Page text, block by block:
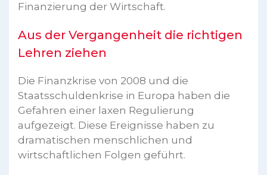
Finanzierung der Wirtschaft.
Aus der Vergangenheit die richtigen
Lehren ziehen
Die Finanzkrise von 2008 und die
Staatsschuldenkrise in Europa haben die
Gefahren einer laxen Regulierung
aufgezeigt. Diese Ereignisse haben zu
dramatischen menschlichen und
wirtschaftlichen Folgen geführt.